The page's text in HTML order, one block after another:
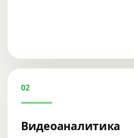
02
Видеоаналитика